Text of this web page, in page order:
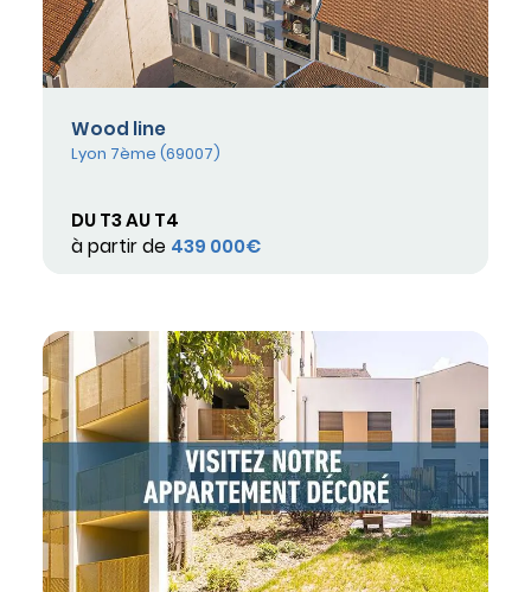
Wood line
Lyon 7ème (69007)
DU T3 AU T4
à partir de 439 000€